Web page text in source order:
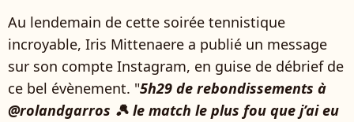
Au lendemain de cette soirée tennistique
incroyable, Iris Mittenaere a publié un message
sur son compte Instagram, en guise de débrief de
ce bel évènement. "5h29 de rebondissements à
@rolandgarros 🎾 le match le plus fou que j’ai eu